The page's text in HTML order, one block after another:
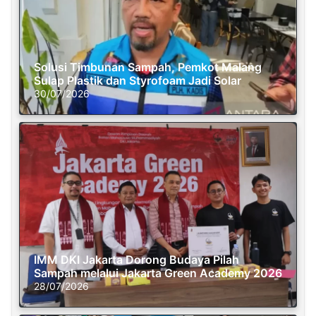
Solusi Timbunan Sampah, Pemkot Malang
Sulap Plastik dan Styrofoam Jadi Solar
30/07/2026
IMM DKI Jakarta Dorong Budaya Pilah
Sampah melalui Jakarta Green Academy 2026
28/07/2026